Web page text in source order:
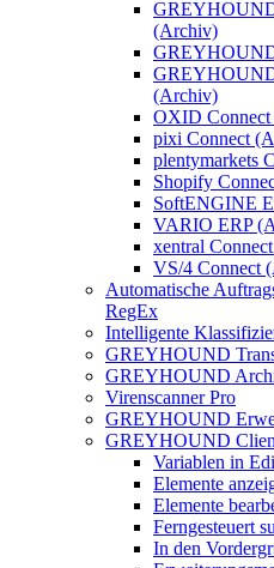
(Archiv)
(Archiv)
OXID
pixi Connect
plentymarkets
Shopify
SoftENGINE
VARIO ERP
xentral
VS/4 Connect
Automatische
RegEx
Intelligente
GREYHOUND
GREYHOUND
Virenscanner Pro
GREYHOUND
GREYHOUND
Variablen in
Elemente
Elemente
Ferngesteuert
In den